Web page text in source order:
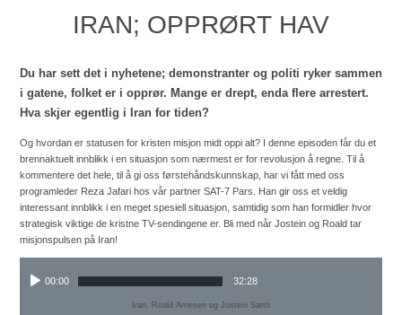
IRAN; OPPRØRT HAV
Du har sett det i nyhetene; demonstranter og politi ryker sammen
i gatene, folket er i opprør. Mange er drept, enda flere arrestert.
Hva skjer egentlig i Iran for tiden?
Og hvordan er statusen for kristen misjon midt oppi alt? I denne episoden får du et
brennaktuelt innblikk i en situasjon som nærmest er for revolusjon å regne. Til å
kommentere det hele, til å gi oss førstehåndskunnskap, har vi fått med oss
programleder Reza Jafari hos vår partner SAT-7 Pars. Han gir oss et veldig
interessant innblikk i en meget spesiell situasjon, samtidig som han formidler hvor
strategisk viktige de kristne TV-sendingene er. Bli med når Jostein og Roald tar
misjonspulsen på Iran!
00:00 32:28
Iran, Roald Arnesen og Jostein Sæth